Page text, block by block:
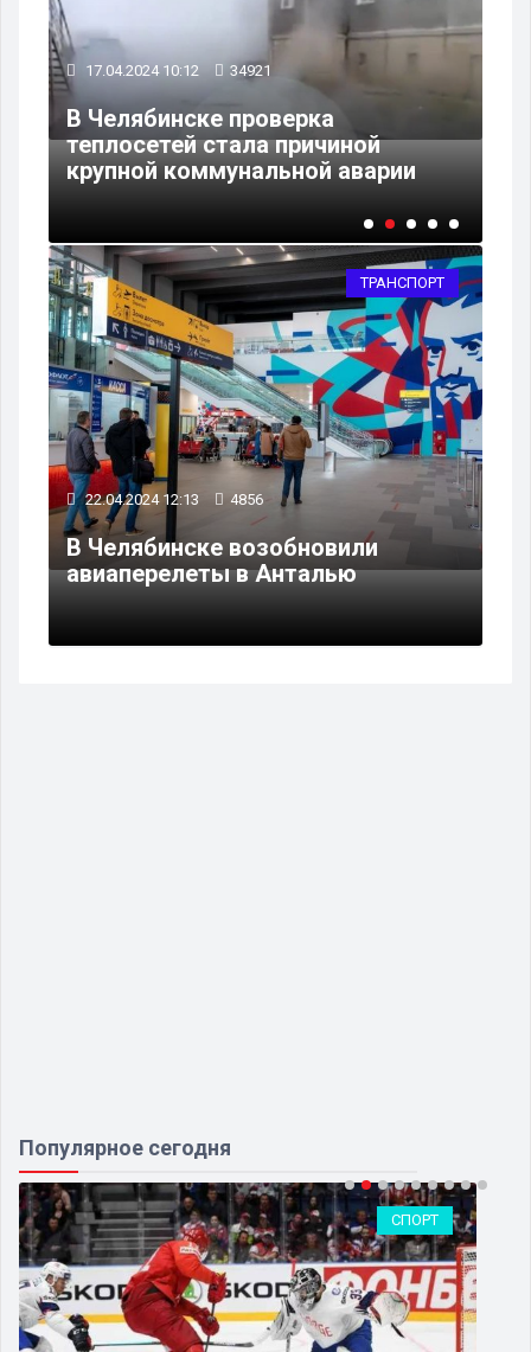
17.04.2024 10:12 34921
В Челябинске проверка
теплосетей стала причиной
крупной коммунальной аварии
ТРАНСПОРТ
22.04.2024 12:13 4856
В Челябинске возобновили
авиаперелеты в Анталью
Популярное сегодня
СПОРТ